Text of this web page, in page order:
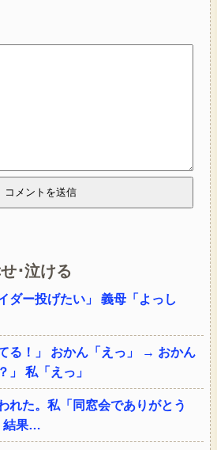
･泣ける
ダー投げたい」 義母「よっし
る！」 おかん「えっ」 → おかん
」 私「えっ」
れた。私「同窓会でありがとう
結果…